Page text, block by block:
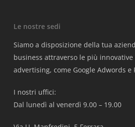
Le nostre sedi
Siamo a disposizione della tua
business attraverso le più
advertising, come Google Adwords e
I nostri uffici:
Dal lunedì al venerdì 9.00 – 19.00